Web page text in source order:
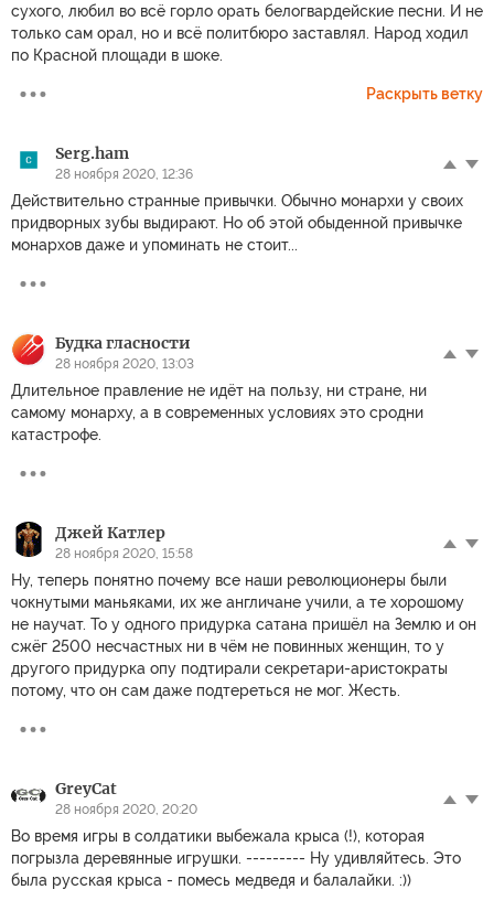
сухого, любил во всё горло орать белогвардейские песни. И не
только сам орал, но и всё политбюро заставлял. Народ ходил
по Красной площади в шоке.
Раскрыть ветку
Serg.ham
28 ноября 2020, 12:36
Действительно странные привычки. Обычно монархи у своих
придворных зубы выдирают. Но об этой обыденной привычке
монархов даже и упоминать не стоит...
Будка гласности
28 ноября 2020, 13:03
Длительное правление не идёт на пользу, ни стране, ни
самому монарху, а в современных условиях это сродни
катастрофе.
Джей Катлер
28 ноября 2020, 15:58
Ну, теперь понятно почему все наши революционеры были
чокнутыми маньяками, их же англичане учили, а те хорошому
не научат. То у одного придурка сатана пришёл на Землю и он
сжёг 2500 несчастных ни в чём не повинных женщин, то у
другого придурка опу подтирали секретари-аристократы
потому, что он сам даже подтереться не мог. Жесть.
GreyCat
28 ноября 2020, 20:20
Во время игры в солдатики выбежала крыса (!), которая
погрызла деревянные игрушки. --------- Ну удивляйтесь. Это
была русская крыса - помесь медведя и балалайки. :))